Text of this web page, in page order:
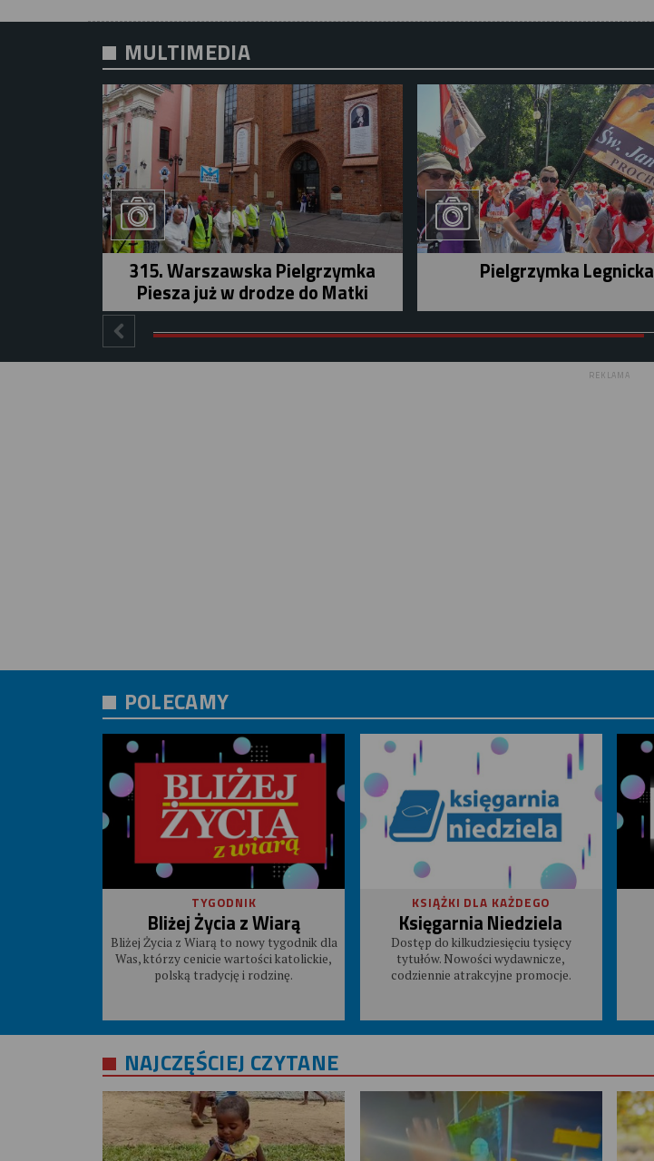
MULTIMEDIA
315. Warszawska Pielgrzymka
Piesza już w drodze do Matki
Pielgrzymka Legnicka
REKLAMA
POLECAMY
TYGODNIK
Bliżej Życia z Wiarą
Bliżej Życia z Wiarą to nowy tygodnik dla
Was, którzy cenicie wartości katolickie,
polską tradycję i rodzinę.
KSIĄŻKI DLA KAŻDEGO
Księgarnia Niedziela
Dostęp do kilkudziesięciu tysięcy
tytułów. Nowości wydawnicze,
codziennie atrakcyjne promocje.
NAJCZĘŚCIEJ CZYTANE